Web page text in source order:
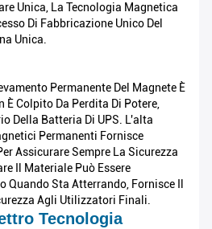
Unica, La Tecnologia Magnetica
Di Fabbricazione Unico Del
Unica.
Permanente Del Magnete È
È Colpito Da Perdita Di Potere,
Della Batteria Di UPS. L'alta
Permanenti Fornisce
Assicurare Sempre La Sicurezza
Il Materiale Può Essere
Quando Sta Atterrando, Fornisce Il
Agli Utilizzatori Finali.
Tecnologia